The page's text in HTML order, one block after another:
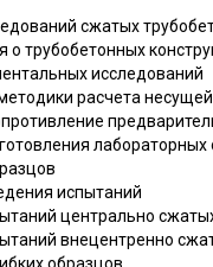
сжатых
о трубобетонных
исследований
расчета
лабораторных
испытаний
центрально
внецентренно
образцов